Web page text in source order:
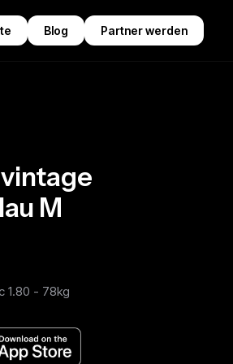
Blog Partner werden
M
1.80 - 78kg